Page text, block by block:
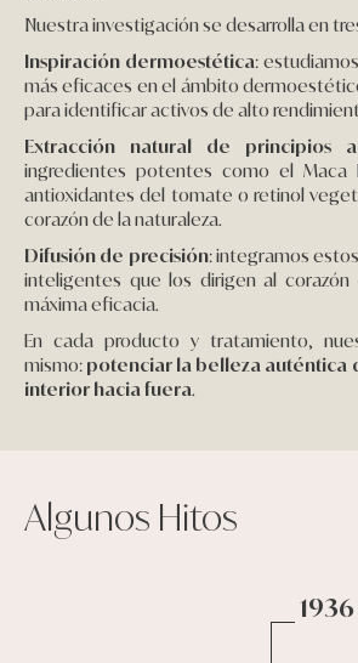
Nuestra investigación se desarrolla en
Inspiración dermoestética:
más eficaces en el ámbito
para identificar activos de alto
Extracción natural de principios
ingredientes potentes como el Maca
antioxidantes del tomate o retinol
corazón de la naturaleza.
Difusión de precisión: integramos
inteligentes que los dirigen al
máxima eficacia.
En cada producto y tratamiento,
mismo: potenciar la belleza auténtica
interior hacia fuera.
Algunos Hitos
1936
Pieles sensibles
Pieles grasas
Pieles secas
Manchas
Solares
Contorno de Ojos
Mascarillas